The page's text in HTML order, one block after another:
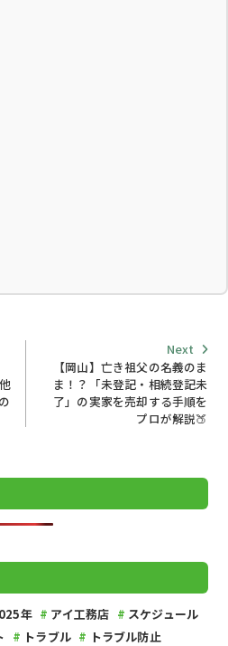
Next
post:
【岡山】亡き祖父の名義のま
ま！？「未登記・相続登記未
了」の実家を売却する手順を
プロが解説🍑
年 アイ工務店
スケジュール
トラブル
トラブル防止